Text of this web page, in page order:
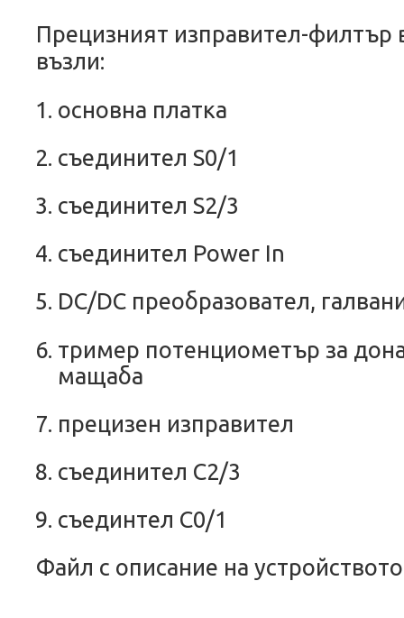
Прецизният изправител-филтър
възли:
основна платка
съединител S0/1
съединител S2/3
съединител Power In
DC/DC преобразовател,
тример потенциометър за
мащаба
прецизен изправител
съединител C2/3
съединтел C0/1
Файл с описание на